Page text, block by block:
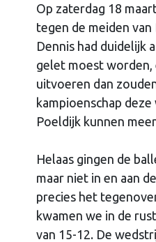
Op zaterdag 18
tegen de meiden van
Dennis had duidelijk
gelet moest worden,
uitvoeren dan
kampioenschap
Poeldijk kunnen
Helaas gingen de
maar niet in en aan
precies het
kwamen we in de
van 15-12. De